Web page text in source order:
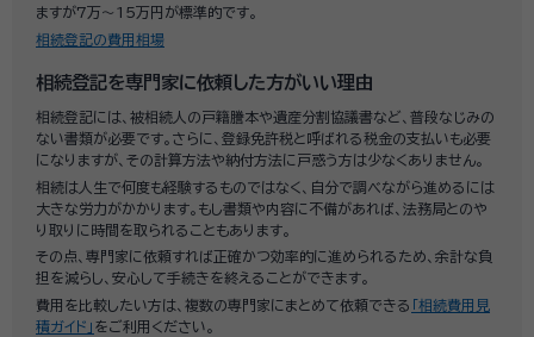
ますが7万～15万円が標準的です。
相続登記の費用相場
相続登記を専門家に依頼した方がいい理由
相続登記には、被相続人の戸籍謄本や遺産分割協議書など、普段なじみの
ない書類が必要です。さらに、登録免許税と呼ばれる税金の支払いも必要
になりますが、その計算方法や納付方法に戸惑う方は少なくありません。
相続は人生で何度も経験するものではなく、自分で調べながら進めるには
大きな労力がかかります。もし書類や内容に不備があれば、法務局とのや
り取りに時間を取られることもあります。
その点、専門家に依頼すれば正確かつ効率的に進められるため、余計な負
担を減らし、安心して手続きを終えることができます。
費用を比較したい方は、複数の専門家にまとめて依頼できる
「相続費用見
積ガイド」 をご利用ください。